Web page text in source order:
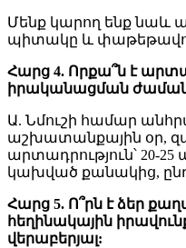
Մենք կարող ենք նաև
պիտակը և
Հարց 4. Որքա՞ն է
իրականացման
Ա. Նմուշի համար
աշխատանքային օր,
արտադրություն՝ 20-
կախված քանակից,
Հարց 5. Ո՞րն է ձեր
հեղինակային
վերաբերյալ: